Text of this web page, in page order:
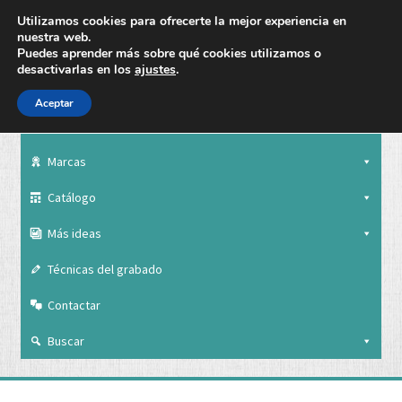
Marcas
Catálogo
Más ideas
Técnicas del grabado
Contactar
Buscar
Nuestra empresa
Utilizamos cookies para ofrecerte la mejor experiencia en
nuestra web.
Puedes aprender más sobre qué cookies utilizamos o
desactivarlas en los ajustes.
Aceptar